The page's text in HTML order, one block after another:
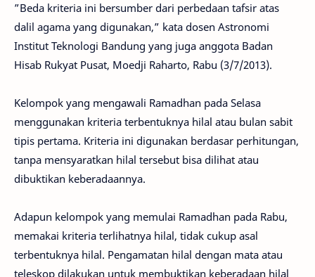
”Beda kriteria ini bersumber dari perbedaan tafsir atas
dalil agama yang digunakan,” kata dosen Astronomi
Institut Teknologi Bandung yang juga anggota Badan
Hisab Rukyat Pusat, Moedji Raharto, Rabu (3/7/2013).
Kelompok yang mengawali Ramadhan pada Selasa
menggunakan kriteria terbentuknya hilal atau bulan sabit
tipis pertama. Kriteria ini digunakan berdasar perhitungan,
tanpa mensyaratkan hilal tersebut bisa dilihat atau
dibuktikan keberadaannya.
Adapun kelompok yang memulai Ramadhan pada Rabu,
memakai kriteria terlihatnya hilal, tidak cukup asal
terbentuknya hilal. Pengamatan hilal dengan mata atau
teleskop dilakukan untuk membuktikan keberadaan hilal